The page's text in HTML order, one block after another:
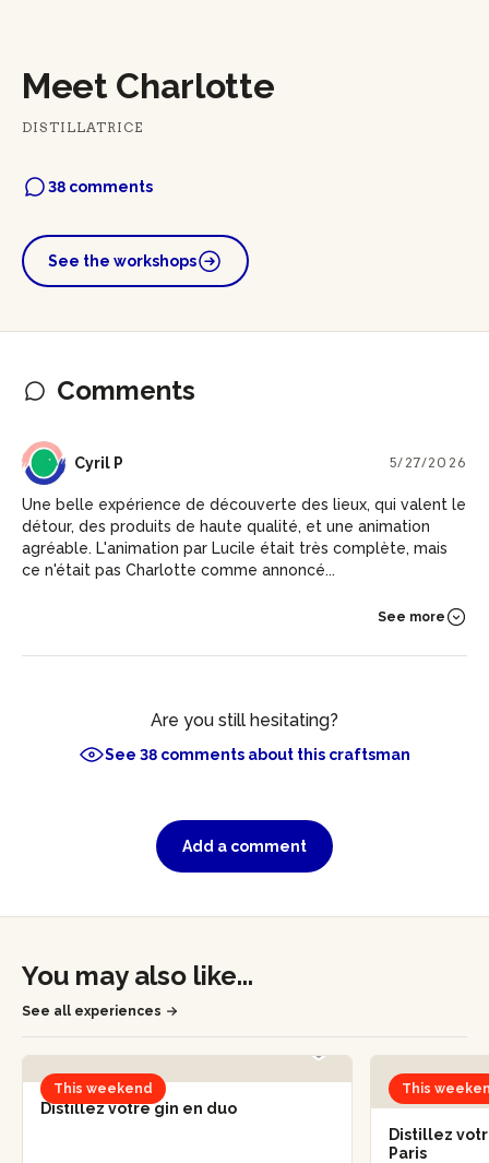
Meet Charlotte
DISTILLATRICE
38 comments
See the workshops
Comments
CP Cyril P 5/27/2026
Une belle expérience de découverte des lieux, qui valent le
détour, des produits de haute qualité, et une animation
agréable. L'animation par Lucile était très complète, mais
ce n'était pas Charlotte comme annoncé...
See more
Are you still hesitating?
See 38 comments about this craftsman
Add a comment
You may also like...
See all experiences
This weekend
Distillez votre gin en duo
This
Distillez
Paris